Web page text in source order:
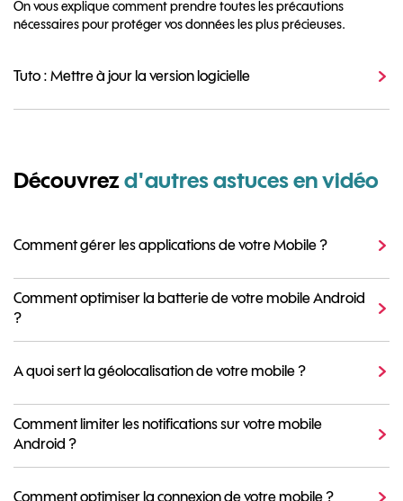
On vous explique comment prendre toutes les précautions
nécessaires pour protéger vos données les plus précieuses.
Tuto : Mettre à jour la version logicielle
Découvrezd'autres astuces en vidéo
Comment gérer les applications de votre Mobile ?
Comment optimiser la batterie de votre mobile Android
?
A quoi sert la géolocalisation de votre mobile ?
Comment limiter les notifications sur votre mobile
Android ?
Comment optimiser la connexion de votre mobile ?